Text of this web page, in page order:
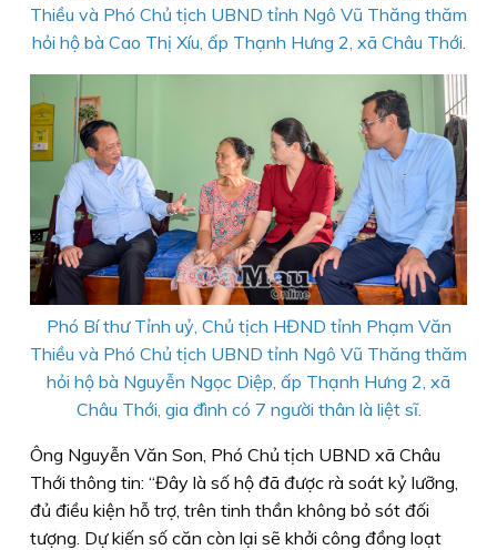
Thiều và Phó Chủ tịch UBND tỉnh Ngô Vũ Thăng thăm
hỏi hộ bà Cao Thị Xíu, ấp Thạnh Hưng 2, xã Châu Thới.
Phó Bí thư Tỉnh uỷ, Chủ tịch HĐND tỉnh Phạm Văn
Thiều và Phó Chủ tịch UBND tỉnh Ngô Vũ Thăng thăm
hỏi hộ bà Nguyễn Ngọc Diệp, ấp Thạnh Hưng 2, xã
Châu Thới, gia đình có 7 người thân là liệt sĩ.
Ông Nguyễn Văn Son, Phó Chủ tịch UBND xã Châu
Thới thông tin: “Đây là số hộ đã được rà soát kỷ lưỡng,
đủ điều kiện hỗ trợ, trên tinh thần không bỏ sót đối
tượng. Dự kiến số căn còn lại sẽ khởi công đồng loạt